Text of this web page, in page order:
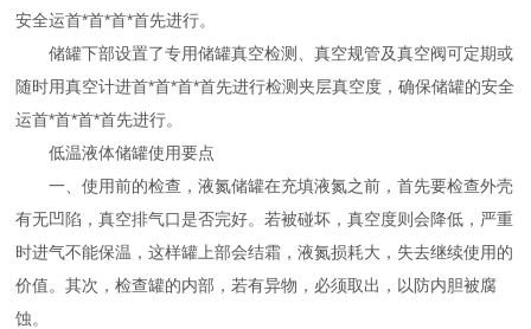
安全运首*首*首*首先进行。
储罐下部设置了专用储罐真空检测、真空规管及真空阀可定期或
随时用真空计进首*首*首*首先进行检测夹层真空度，确保储罐的安全
运首*首*首*首先进行。
低温液体储罐使用要点
一、使用前的检查，液氮储罐在充填液氮之前，首先要检查外壳
有无凹陷，真空排气口是否完好。若被碰坏，真空度则会降低，严重
时进气不能保温，这样罐上部会结霜，液氮损耗大，失去继续使用的
价值。其次，检查罐的内部，若有异物，必须取出，以防内胆被腐
蚀。